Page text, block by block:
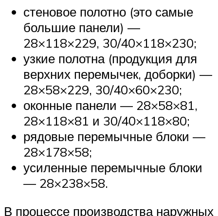
стеновое полотно (это самые
большие панели) —
28×118×229, 30/40×118×230;
узкие полотна (продукция для
верхних перемычек, доборки) —
28×58×229, 30/40×60×230;
оконные панели — 28×58×81,
28×118×81 и 30/40×118×80;
рядовые перемычные блоки —
28×178×58;
усиленные перемычные блоки
— 28×238×58.
В процессе производства наружных